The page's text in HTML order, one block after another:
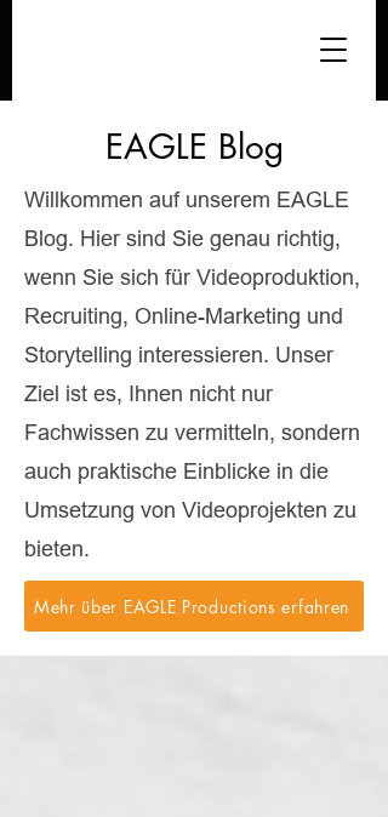
EAGLE Blog
Willkommen auf unserem EAGLE
Blog. Hier sind Sie genau richtig,
wenn Sie sich für Videoproduktion,
Recruiting, Online-Marketing und
Storytelling interessieren. Unser
Ziel ist es, Ihnen nicht nur
Fachwissen zu vermitteln, sondern
auch praktische Einblicke in die
Umsetzung von Videoprojekten zu
bieten.
Mehr über EAGLE Productions erfahren